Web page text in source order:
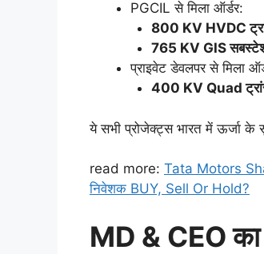
PGCIL से मिला ऑर्डर:
800 KV HVDC
765 KV GIS
प्राइवेट डेवलपर से मिला
400 KV Quad
ये सभी प्रोजेक्ट्स भारत में ऊर्जा
read more: Tata Motors
निवेशक BUY, Sell Or Hold?
MD & CEO का